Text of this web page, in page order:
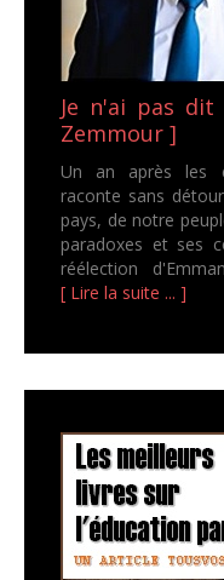
Je n'ai pas
Zemmour ]
Un an après les
raconte sans
pays, de notre
paradoxes et ses
réélection
[ Lire la suite ... ]